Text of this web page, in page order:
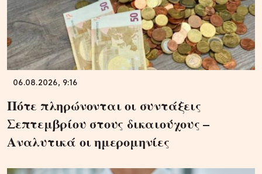
06.08.2026, 9:16
Πότε πληρώνονται οι συντάξεις
Σεπτεμβρίου στους δικαιούχους –
Αναλυτικά οι ημερομηνίες